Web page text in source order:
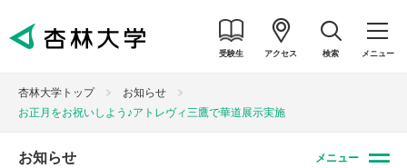
受験生 アクセス 検索 メニュー
杏林大学トップ
お知らせ
お正月をお祝いしよう♪アトレヴィ三鷹で華道展示実施
お知らせ メニュー